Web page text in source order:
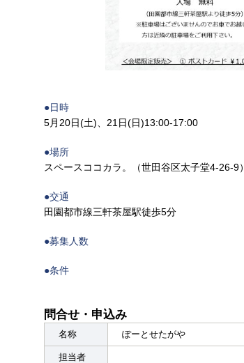
●日時
5月20日(土)、21日(日)13:00-17:00
●場所
スペースココカラ。（世田谷区太子堂4‐26‐9）
●交通
田園都市線三軒茶屋駅徒歩5分
●募集人数
●条件
問合せ・申込み
名称 ぽーとせたがや
担当者